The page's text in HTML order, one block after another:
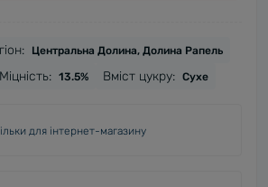
Центральна Долина, Долина Рапель
Міцність: 13.5% Вміст цукру: Сухе
для інтернет-магазину